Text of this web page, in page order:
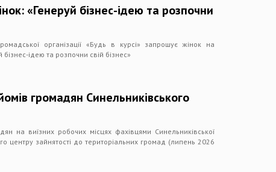
«Генеруй бізнес-ідею та розпочни
організації «Будь в курсі» запрошує жінок на
ідею та розпочни свій бізнес»
громадян Синельниківського
на виїзних робочих місцях фахівцями Синельниківської
центру зайнятості до територіальних громад (липень 2026